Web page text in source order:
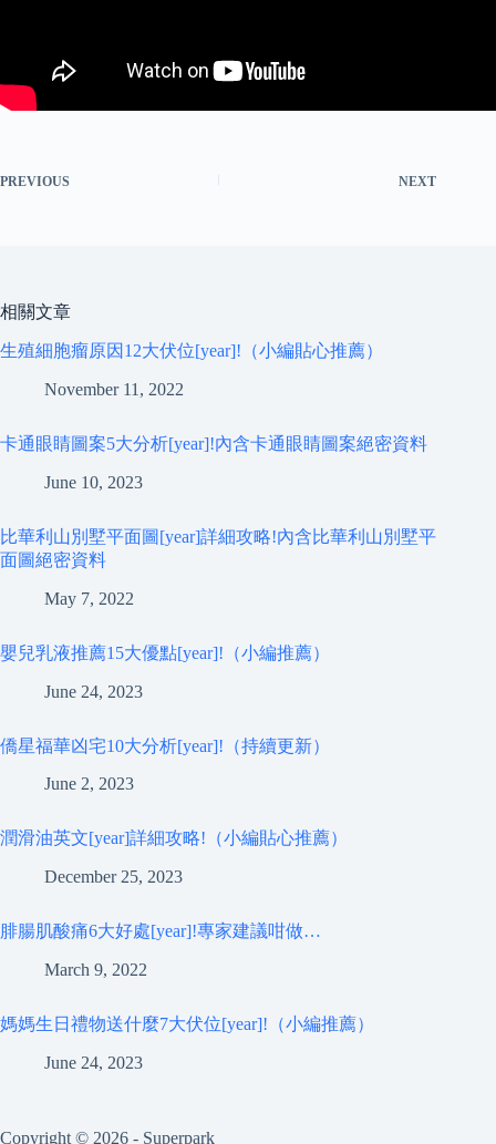
PREVIOUS NEXT
相關文章
生殖細胞瘤原因12大伏位[year]!（小編貼心推薦）
November 11, 2022
卡通眼睛圖案5大分析[year]!內含卡通眼睛圖案絕密資料
June 10, 2023
比華利山別墅平面圖[year]詳細攻略!內含比華利山別墅平
面圖絕密資料
May 7, 2022
嬰兒乳液推薦15大優點[year]!（小編推薦）
June 24, 2023
僑星福華凶宅10大分析[year]!（持續更新）
June 2, 2023
潤滑油英文[year]詳細攻略!（小編貼心推薦）
December 25, 2023
腓腸肌酸痛6大好處[year]!專家建議咁做…
March 9, 2022
媽媽生日禮物送什麼7大伏位[year]!（小編推薦）
June 24, 2023
Copyright © 2026 - Superpark